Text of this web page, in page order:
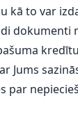
kā to var
dokumenti
Jums
par